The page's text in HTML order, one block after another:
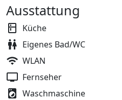
Ausstattung
Küche
Eigenes Bad/WC
WLAN
Fernseher
Waschmaschine